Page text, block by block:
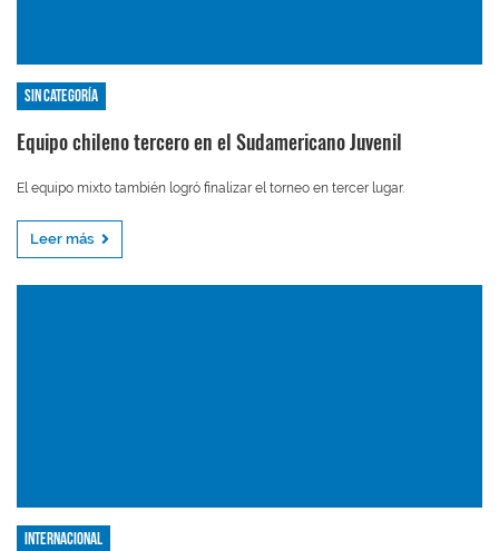
Sin categoría
Equipo chileno tercero en el Sudamericano Juvenil
El equipo mixto también logró finalizar el torneo en tercer lugar.
Leer más
Internacional